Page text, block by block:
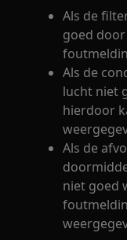
Als de
goed
Als de
lucht niet
hierdoor
Als de
niet goed